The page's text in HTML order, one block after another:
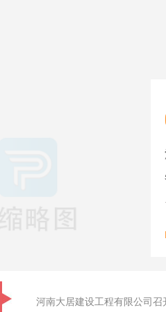
河南大居建设工程有限公司召